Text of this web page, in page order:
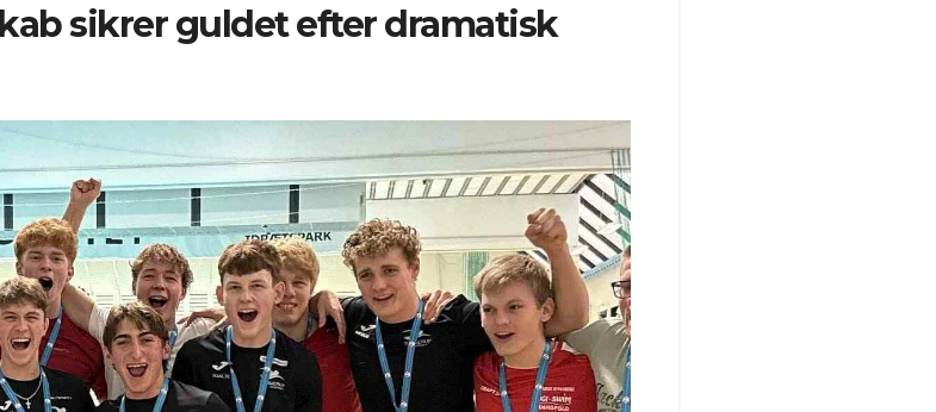
sikrer guldet efter dramatisk